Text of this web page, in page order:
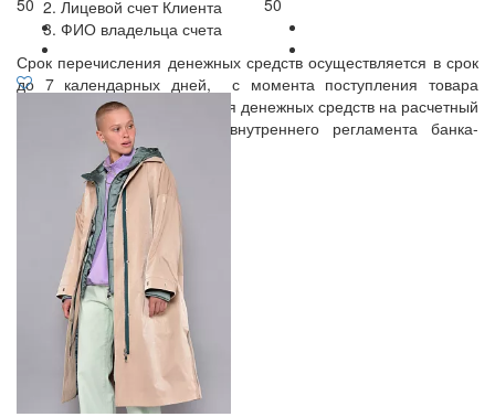
Лицевой счет Клиента
ФИО владельца счета
Срок перечисления денежных средств осуществляется в срок
до 7 календарных дней, с момента поступления товара
Поставщику. Срок зачисления денежных средств на расчетный
счет Клиента зависит от внутреннего регламента банка-
получателя.